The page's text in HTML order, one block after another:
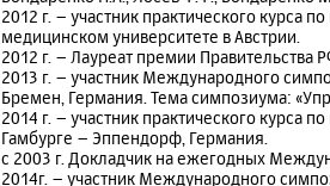
2012 г. – участник практического курса
медицинском университете в Австрии.
2012 г. – Лауреат премии Правительства
2013 г. – участник Международного
Бремен, Германия. Тема симпозиума:
2014 г. – участник практического курса
Гамбурге – Эппендорф, Германия.
с 2003 г. Докладчик на ежегодных
2014г. – участник Международного